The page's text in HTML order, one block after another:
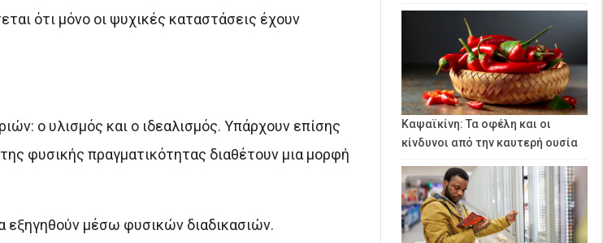
ότι μόνο οι ψυχικές καταστάσεις έχουν
ο υλισμός και ο ιδεαλισμός. Υπάρχουν επίσης
φυσικής πραγματικότητας διαθέτουν μια μορφή
εξηγηθούν μέσω φυσικών διαδικασιών.
Καψαϊκίνη: Τα οφέλη και οι
κίνδυνοι από την καυτερή ουσία